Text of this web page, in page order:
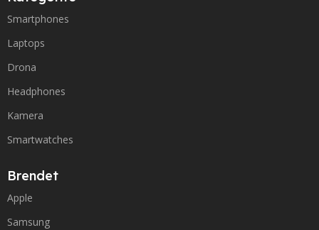
Smartphones
Laptops
Drona
Headphones
Kamera
Smartwatches
Brendet
Apple
Samsung